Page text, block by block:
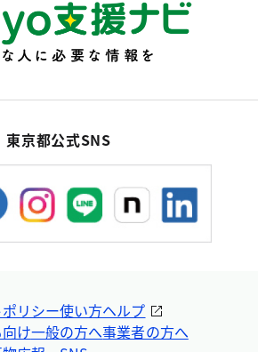
東京都公式SNS
リシー使い方ヘルプ
け一般の方へ事業者の方へ